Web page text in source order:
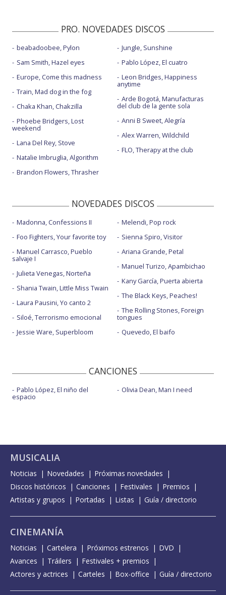
PRO. NOVEDADES DISCOS
beabadoobee, Pylon
Sam Smith, Hazel eyes
Europe, Come this madness
Train, Mad dog in the fog
Chaka Khan, Chakzilla
Phoebe Bridgers, Lost
weekend
Lana Del Rey, Stove
Natalie Imbruglia, Algorithm
Brandon Flowers, Thrasher
Jungle, Sunshine
Pablo López, El cuatro
Leon Bridges, Happiness
anytime
Arde Bogotá, Manufacturas
del club de la gente sola
Anni B Sweet, Alegría
Alex Warren, Wildchild
FLO, Therapy at the club
NOVEDADES DISCOS
Madonna, Confessions II
Foo Fighters, Your favorite toy
Manuel Carrasco, Pueblo
salvaje I
Julieta Venegas, Norteña
Shania Twain, Little Miss Twain
Laura Pausini, Yo canto 2
Siloé, Terrorismo emocional
Jessie Ware, Superbloom
Melendi, Pop rock
Sienna Spiro, Visitor
Ariana Grande, Petal
Manuel Turizo, Apambichao
Kany García, Puerta abierta
The Black Keys, Peaches!
The Rolling Stones, Foreign
tongues
Quevedo, El baifo
CANCIONES
Pablo López, El niño del
espacio
Olivia Dean, Man I need
MUSICALIA
Noticias Novedades
Próximas novedades
Discos históricos
Canciones Festivales
Premios
Artistas y grupos
Portadas Listas Guía / directorio
CINEMANÍA
Noticias Cartelera Próximos estrenos
DVD
Avances
Tráilers
Festivales + premios
Actores y actrices
Carteles Box-office Guía / directorio